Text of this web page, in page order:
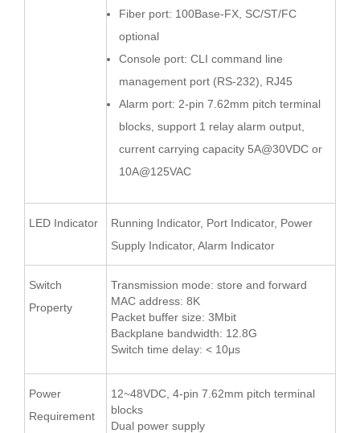
Fiber port: 100Base-FX, SC/ST/FC
optional
Console port: CLI command line
management port (RS-232), RJ45
Alarm port: 2-pin 7.62mm pitch terminal
blocks, support 1 relay alarm output,
current carrying capacity 5A@30VDC or
10A@125VAC
LED Indicator
Running Indicator, Port Indicator, Power
Supply Indicator, Alarm Indicator
Switch
Property
Transmission mode: store and forward
MAC address: 8K
Packet buffer size: 3Mbit
Backplane bandwidth: 12.8G
Switch time delay: < 10μs
Power
Requirement
12~48VDC, 4-pin 7.62mm pitch terminal
blocks
Dual power supply